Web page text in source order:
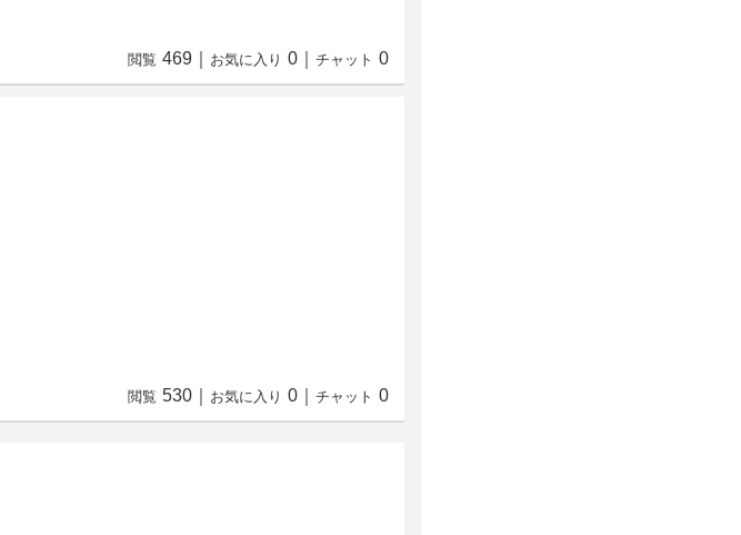
閲覧 469 お気に入り 0 チャット 0
閲覧 530 お気に入り 0 チャット 0